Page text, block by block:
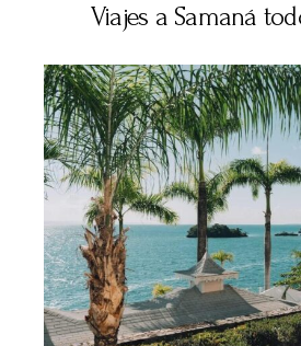
Viajes a Samaná